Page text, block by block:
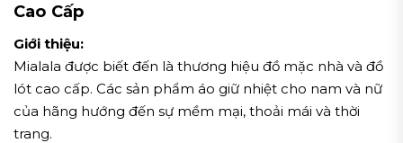
Cao Cấp
Giới thiệu:
Mialala được biết đến là thương hiệu đồ mặc nhà và đồ
lót cao cấp. Các sản phẩm áo giữ nhiệt cho nam và nữ
của hãng hướng đến sự mềm mại, thoải mái và thời
trang.